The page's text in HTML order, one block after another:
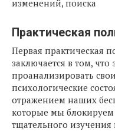
изменений, поиска
Практическая
Первая практическая
заключается в том, что
проанализировать
психологические
отражением наших
которые мы
тщательного